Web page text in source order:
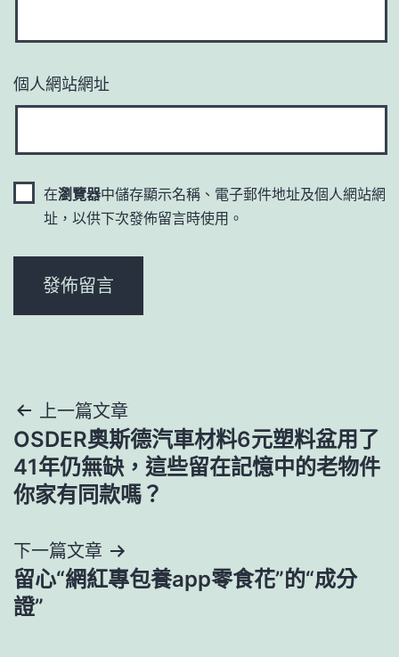
個人網站網址
在瀏覽器中儲存顯示名稱、電子郵件地址及個人網站網
址，以供下次發佈留言時使用。
文
章
導
覽
上一篇文章
OSDER奧斯德汽車材料6元塑料盆用了
41年仍無缺，這些留在記憶中的老物件
你家有同款嗎？
下一篇文章
留心“網紅專包養app零食花”的“成分
證”